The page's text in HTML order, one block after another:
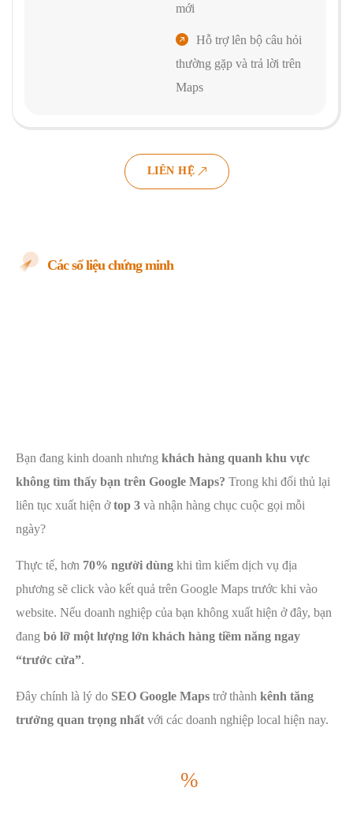
mới
Hỗ trợ lên bộ câu hỏi
thường gặp và trả lời trên
Maps
LIÊN HỆ
Các số liệu chứng minh
Bạn đang kinh doanh nhưng khách hàng quanh khu vực
không tìm thấy bạn trên Google Maps? Trong khi đối thủ lại
liên tục xuất hiện ởtop 3 và nhận hàng chục cuộc gọi mỗi
ngày?
Thực tế, hơn 70% người dùng khi tìm kiếm dịch vụ địa
phương sẽ click vào kết quả trên Google Maps trước khi vào
website. Nếu doanh nghiệp của bạn không xuất hiện ở đây, bạn
đang bỏ lỡ một lượng lớn khách hàng tiềm năng ngay
“trước cửa”.
Đây chính là lý do SEO Google Maps trở thành kênh tăng
trưởng quan trọng nhất với các doanh nghiệp local hiện nay.
%